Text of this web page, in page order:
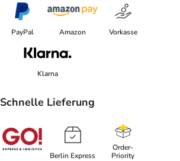
PayPal Amazon Vorkasse
Klarna
Schnelle Lieferung
Berlin Express
Order-
Priority